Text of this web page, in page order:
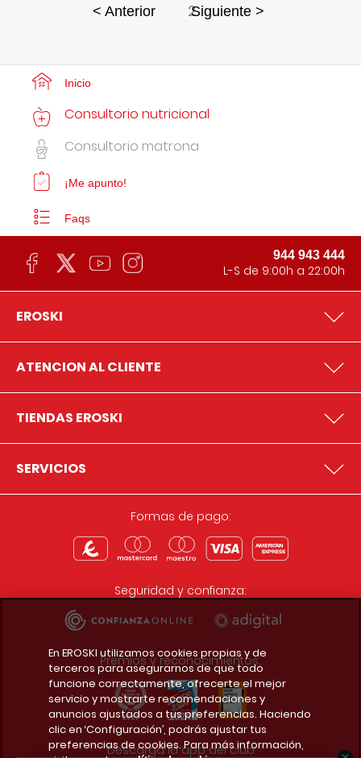
< Anterior 2Siguiente >
Inicio
Consultorio nutricional
Consultorio matrona
¡Me apunto!
Faqs
944 943 444
L-S de 9:00h a 22:00h
EROSKI
ATENCION AL CLIENTE
TIENDAS EROSKI
SERVICIOS
Formas de pago:
Seguridad y confianza:
Premios y reconocimientos:
Descarga la app del club
En EROSKI utilizamos cookies propias y de
terceros para asegurarnos de que todo
funcione correctamente, ofrecerte el mejor
servicio y mostrarte recomendaciones y
anuncios ajustados a tus preferencias. Haciendo
clic en ‘Configuración’, podrás ajustar tus
preferencias de cookies. Para más información,